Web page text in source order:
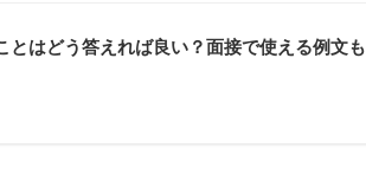
とはどう答えれば良い？面接で使える例文も